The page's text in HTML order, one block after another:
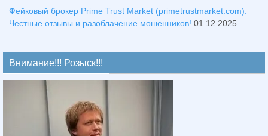
Фейковый брокер Prime Trust Market (primetrustmarket.com).
Честные отзывы и разоблачение мошенников! 01.12.2025
Внимание!!! Розыск!!!